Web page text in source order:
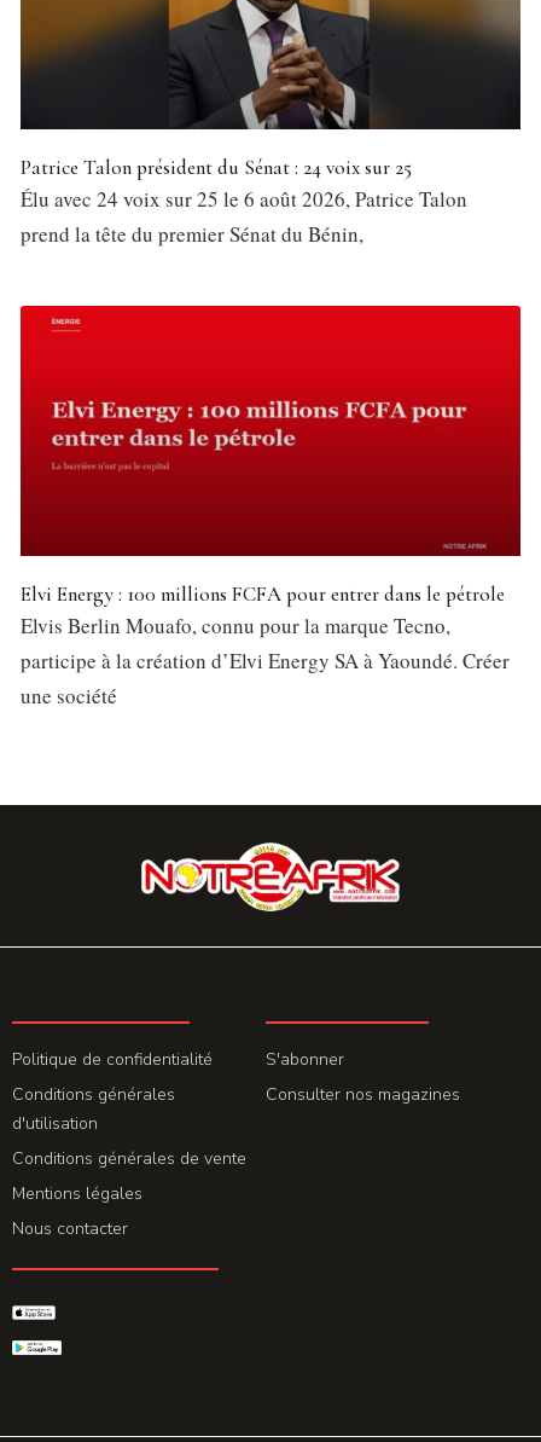
Patrice Talon président du Sénat : 24 voix sur 25
Élu avec 24 voix sur 25 le 6 août 2026, Patrice Talon
prend la tête du premier Sénat du Bénin,
Elvi Energy : 100 millions FCFA pour entrer dans le pétrole
Elvis Berlin Mouafo, connu pour la marque Tecno,
participe à la création d’Elvi Energy SA à Yaoundé. Créer
une société
Politique de confidentialité
Conditions générales
d'utilisation
Conditions générales de vente
Mentions légales
Nous contacter
S'abonner
Consulter nos magazines